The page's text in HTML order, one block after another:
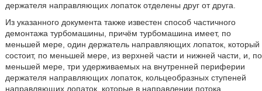
держателя направляющих лопаток отделены друг от друга.
Из указанного документа также известен способ частичного
демонтажа турбомашины, причём турбомашина имеет, по
меньшей мере, один держатель направляющих лопаток, который
состоит, по меньшей мере, из верхней части и нижней части, и, по
меньшей мере, три удерживаемых на внутренней периферии
держателя направляющих лопаток, кольцеобразных ступеней
направляющих лопаток, которые в направлении потока